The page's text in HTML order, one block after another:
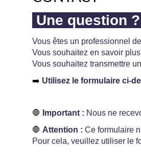
Une question
Vous êtes un professionnel
Vous souhaitez en savoir
Vous souhaitez transmettre
➡️ Utilisez le formulaire ci-
🛑 Important : Nous ne
🛑 Attention : Ce formulaire
Pour cela, veuillez utiliser le